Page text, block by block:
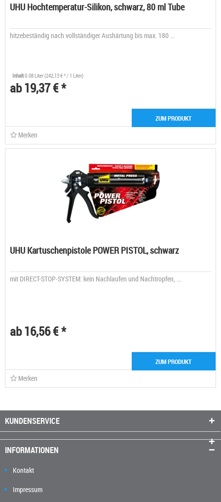
UHU Hochtemperatur-Silikon, schwarz, 80 ml Tube
hitzebeständig nach vollständiger Aushärtung bis max. 180 ...
Inhalt0.08 Liter(242,13 € * / 1 Liter)
ab 19,37 € *
ZUM PRODUKT
Merken
UHU Kartuschenpistole POWER PISTOL, schwarz
mit DIRECT-STOP-SYSTEM: kein Nachlaufen und Nachtropfen, ...
ab 16,56 € *
ZUM PRODUKT
Merken
KUNDENSERVICE
INFORMATIONEN
Kontakt
Impressum